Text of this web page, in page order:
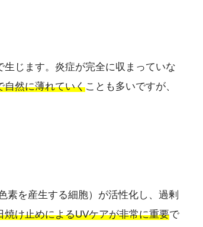
じます。炎症が完全に収まっていな
自然に薄れていくことも多いですが、
素を産生する細胞）が活性化し、過剰
け止めによるUVケアが非常に重要で